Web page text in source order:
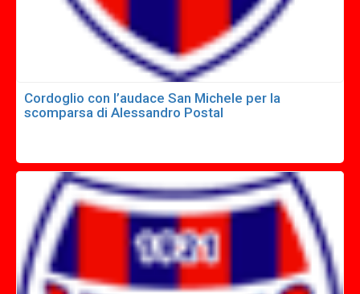
Cordoglio con l’audace San Michele per la
scomparsa di Alessandro Postal